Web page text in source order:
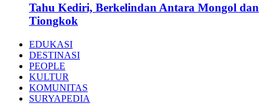
Tahu Kediri, Berkelindan Antara Mongol dan
Tiongkok
EDUKASI
DESTINASI
PEOPLE
KULTUR
KOMUNITAS
SURYAPEDIA